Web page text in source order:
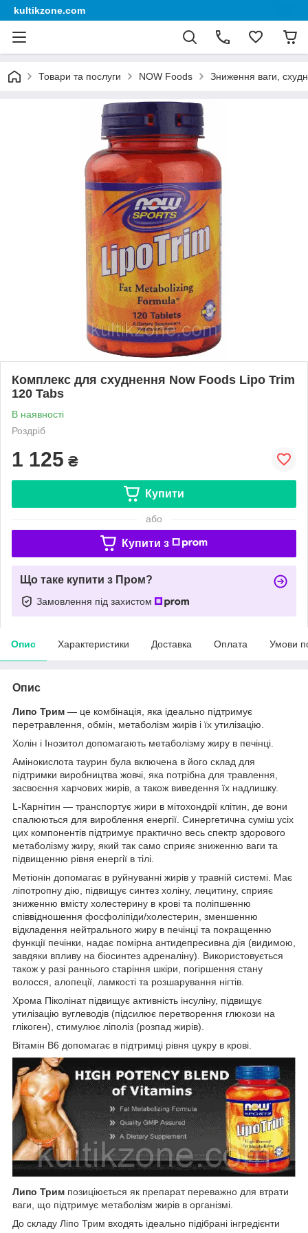
kultikzone.com
Товари та послуги NOW Foods Зниження ваги,
Комплекс для схуднення Now Foods Lipo Trim
120 Tabs
В наявності
Роздріб
1 125 ₴
Купити
або
Купити з
Що таке купити з Пром?
Замовлення під захистом
Опис Характеристики Доставка Оплата Умови
Опис
Липо Трим — це комбінація, яка ідеально підтримує
перетравлення, обмін, метаболізм жирів і їх утилізацію.
Холін і Інозитол допомагають метаболізму жиру в печінці.
Амінокислота таурин була включена в його склад для
підтримки виробництва жовчі, яка потрібна для травлення,
засвоєння харчових жирів, а також виведення їх надлишку.
L-Карнітин — транспортує жири в мітохондрії клітин, де вони
спалюються для вироблення енергії. Синергетична суміш усіх
цих компонентів підтримує практично весь спектр здорового
метаболізму жиру, який так само сприяє зниженню ваги та
підвищенню рівня енергії в тілі.
Метіонін допомагає в руйнуванні жирів у травній системі. Має
ліпотропну дію, підвищує синтез холіну, лецитину, сприяє
зниженню вмісту холестерину в крові та поліпшенню
співвідношення фосфоліпіди/холестерин, зменшенню
відкладення нейтрального жиру в печінці та покращенню
функції печінки, надає помірна антидепресивна дія (видимою,
завдяки впливу на біосинтез адреналіну). Використовується
також у разі раннього старіння шкіри, погіршення стану
волосся, алопеції, ламкості та розшарування нігтів.
Хрома Піколінат підвищує активність інсуліну, підвищує
утилізацію вуглеводів (підсилює перетворення глюкози на
глікоген), стимулює ліполіз (розпад жирів).
Вітамін В6 допомагає в підтримці рівня цукру в крові.
Липо Трим позиціюється як препарат переважно для втрати
ваги, що підтримує метаболізм жирів в організмі.
До складу Ліпо Трим входять ідеально підібрані інгредієнти